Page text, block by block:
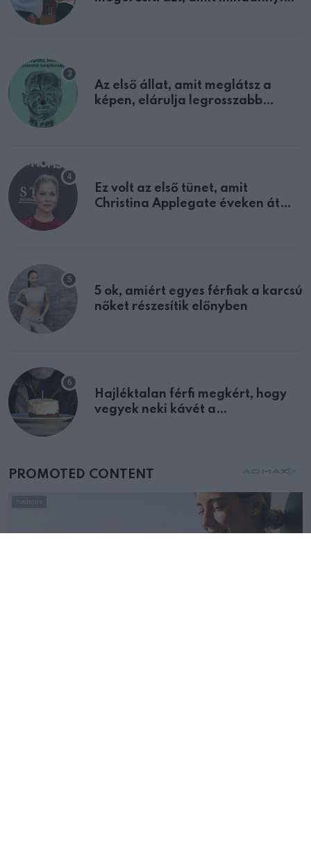
Az első állat, amit meglátsz a
képen, elárulja legrosszabb
Ez volt az első tünet, amit
Christina Applegate éveken át
5 ok, amiért egyes férfiak a karcsú
nőket részesítik előnyben
Hajléktalan férfi megkért, hogy
vegyek neki kávét a